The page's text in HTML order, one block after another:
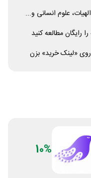
علوم انسانی و...
رایگان مطالعه کنید
«لینک خرید» بزن
10%